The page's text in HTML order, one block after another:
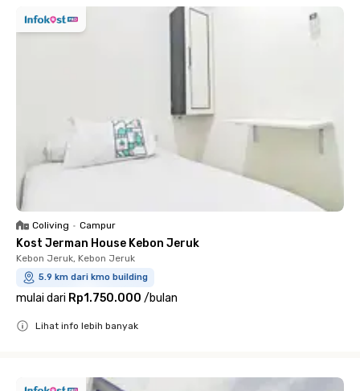
Coliving • Campur
Kost Jerman House Kebon Jeruk
Kebon Jeruk, Kebon Jeruk
5.9 km dari kmo building
mulai dari Rp1.750.000 /bulan
Lihat info lebih banyak